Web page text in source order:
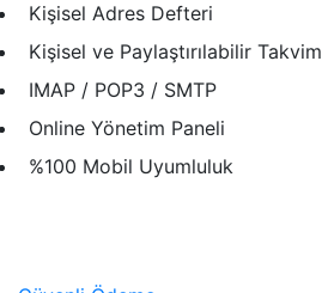
Kişisel Adres Defteri
Kişisel ve Paylaştırılabilir Takvim
IMAP / POP3 / SMTP
Online Yönetim Paneli
%100 Mobil Uyumluluk